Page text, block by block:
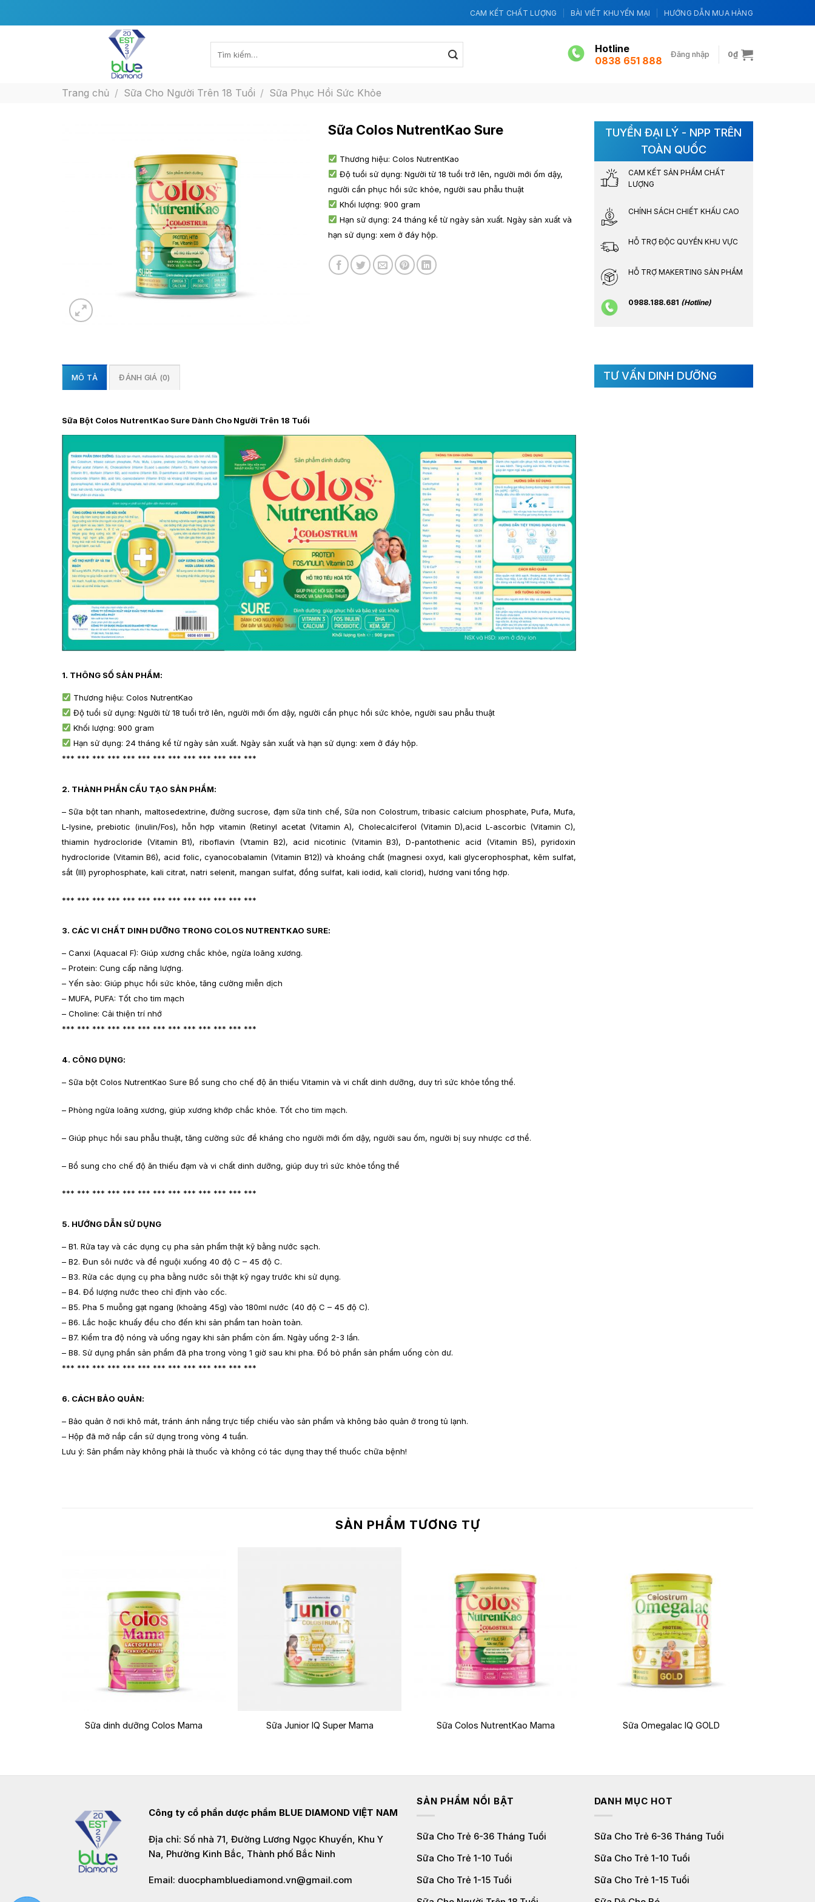
CAM KẾT CHẤT LƯỢNG BÀI VIẾT KHUYẾN MẠI HƯỚNG DẪN MUA HÀNG
kiếm:
Hotline
0838 651 888
Đăng nhập 0₫
Trang chủ / Sữa Cho Người Trên 18 Tuổi / Sữa Phục Hồi Sức Khỏe
Sữa Colos NutrentKao Sure
Thương hiệu: Colos NutrentKao
Độ tuổi sử dụng: Người từ 18 tuổi trở lên, người mới ốm dậy,
người cần phục hồi sức khỏe, người sau phẫu thuật
Khối lượng: 900 gram
Hạn sử dụng: 24 tháng kể từ ngày sản xuất. Ngày sản xuất và
hạn sử dụng: xem ở đáy hộp.
TUYỂN ĐẠI LÝ - NPP TRÊN
TOÀN QUỐC
CAM KẾT SẢN PHẨM CHẤT
LƯỢNG
CHÍNH SÁCH CHIẾT KHẤU CAO
HỖ TRỢ ĐỘC QUYỀN KHU VỰC
HỖ TRỢ MAKERTING SẢN PHẨM
0988.188.681 (Hotline)
MÔ TẢ ĐÁNH GIÁ (0)
Sữa Bột Colos NutrentKao Sure Dành Cho Người Trên 18 Tuổi
1. THÔNG SỐ SẢN PHẨM:
Thương hiệu: Colos NutrentKao
Độ tuổi sử dụng: Người từ 18 tuổi trở lên, người mới ốm dậy, người cần phục hồi sức khỏe, người sau phẫu thuật
Khối lượng: 900 gram
Hạn sử dụng: 24 tháng kể từ ngày sản xuất. Ngày sản xuất và hạn sử dụng: xem ở đáy hộp.
*** *** *** *** *** *** *** *** *** *** *** *** ***
2. THÀNH PHẦN CẤU TẠO SẢN PHẨM:
– Sữa bột tan nhanh, maltosedextrine, đường sucrose, đạm sữa tinh chế, Sữa non Colostrum, tribasic calcium phosphate, Pufa, Mufa,
L-lysine, prebiotic (inulin/Fos), hỗn hợp vitamin (Retinyl acetat (Vitamin A), Cholecalciferol (Vitamin D),acid L-ascorbic (Vitamin C),
thiamin hydrocloride (Vitamin B1), riboflavin (Vtamin B2), acid nicotinic (Vitamin B3), D-pantothenic acid (Vitamin B5), pyridoxin
hydrocloride (Vitamin B6), acid folic, cyanocobalamin (Vitamin B12)) và khoáng chất (magnesi oxyd, kali glycerophosphat, kẽm sulfat,
sắt (III) pyrophosphate, kali citrat, natri selenit, mangan sulfat, đồng sulfat, kali iodid, kali clorid), hương vani tổng hợp.
*** *** *** *** *** *** *** *** *** *** *** *** ***
3. CÁC VI CHẤT DINH DƯỠNG TRONG COLOS NUTRENTKAO SURE:
– Canxi (Aquacal F): Giúp xương chắc khỏe, ngừa loãng xương.
– Protein: Cung cấp năng lượng.
– Yến sào: Giúp phục hồi sức khỏe, tăng cường miễn dịch
– MUFA, PUFA: Tốt cho tim mạch
– Choline: Cải thiện trí nhớ
*** *** *** *** *** *** *** *** *** *** *** *** ***
4. CÔNG DỤNG:
– Sữa bột Colos NutrentKao Sure Bổ sung cho chế độ ăn thiếu Vitamin và vi chất dinh dưỡng, duy trì sức khỏe tổng thể.
– Phòng ngừa loãng xương, giúp xương khớp chắc khỏe. Tốt cho tim mạch.
– Giúp phục hồi sau phẫu thuật, tăng cường sức đề kháng cho người mới ốm dậy, người sau ốm, người bị suy nhược cơ thể.
– Bổ sung cho chế độ ăn thiếu đạm và vi chất dinh dưỡng, giúp duy trì sức khỏe tổng thể
*** *** *** *** *** *** *** *** *** *** *** *** ***
5. HƯỚNG DẪN SỬ DỤNG
– B1. Rửa tay và các dụng cụ pha sản phẩm thật kỹ bằng nước sạch.
– B2. Đun sôi nước và để nguội xuống 40 độ C – 45 độ C.
– B3. Rửa các dụng cụ pha bằng nước sôi thật kỹ ngay trước khi sử dụng.
– B4. Đổ lượng nước theo chỉ định vào cốc.
– B5. Pha 5 muỗng gạt ngang (khoảng 45g) vào 180ml nước (40 độ C – 45 độ C).
– B6. Lắc hoặc khuấy đều cho đến khi sản phẩm tan hoàn toàn.
– B7. Kiểm tra độ nóng và uống ngay khi sản phẩm còn ấm. Ngày uống 2-3 lần.
– B8. Sử dụng phần sản phẩm đã pha trong vòng 1 giờ sau khi pha. Đổ bỏ phần sản phẩm uống còn dư.
*** *** *** *** *** *** *** *** *** *** *** *** ***
6. CÁCH BẢO QUẢN:
– Bảo quản ở nơi khô mát, tránh ánh nắng trực tiếp chiếu vào sản phẩm và không bảo quản ở trong tủ lạnh.
– Hộp đã mở nắp cần sử dụng trong vòng 4 tuần.
Lưu ý: Sản phẩm này không phải là thuốc và không có tác dụng thay thế thuốc chữa bệnh!
TƯ VẤN DINH DƯỠNG
SẢN PHẨM TƯƠNG TỰ
Sữa dinh dưỡng Colos Mama Sữa Junior IQ Super Mama Sữa Colos NutrentKao Mama Sữa Omegalac IQ GOLD
Công ty cổ phần dược phẩm BLUE DIAMOND VIỆT NAM
Địa chỉ: Số nhà 71, Đường Lương Ngọc Khuyến, Khu Y
Na, Phường Kinh Bắc, Thành phố Bắc Ninh
Email: duocphambluediamond.vn@gmail.com
SẢN PHẨM NỔI BẬT
Sữa Cho Trẻ 6-36 Tháng Tuổi
Sữa Cho Trẻ 1-10 Tuổi
Sữa Cho Trẻ 1-15 Tuổi
DANH MỤC HOT
Sữa Cho Trẻ 6-36 Tháng Tuổi
Sữa Cho Trẻ 1-10 Tuổi
Sữa Cho Trẻ 1-15 Tuổi